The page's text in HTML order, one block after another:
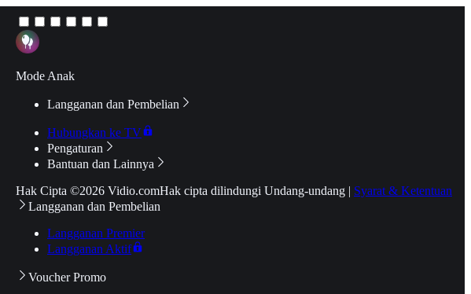
Mode Anak
Langganan dan Pembelian
Hubungkan ke TV
Pengaturan
Bantuan dan Lainnya
Hak Cipta ©2026 Vidio.comHak cipta dilindungi Undang-undang | Syarat & Ketentuan
Langganan dan Pembelian
Langganan Premier
Langganan Aktif
Voucher Promo